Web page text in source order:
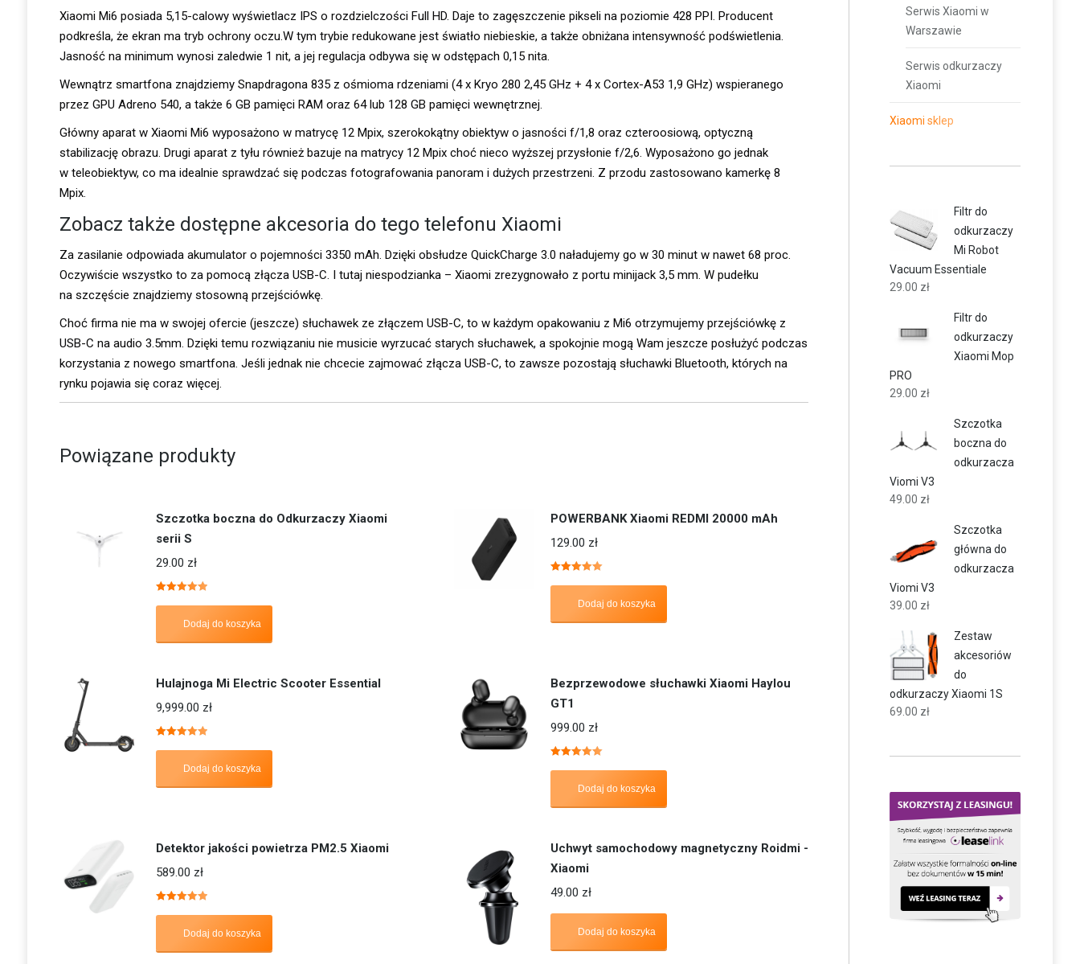
Xiaomi Mi6 posiada 5,15-calowy wyświetlacz IPS o rozdzielczości Full HD. Daje to zagęszczenie pikseli na poziomie 428 PPI. Producent
podkreśla, że ekran ma tryb ochrony oczu.W tym trybie redukowane jest światło niebieskie, a także obniżana intensywność podświetlenia.
Jasność na minimum wynosi zaledwie 1 nit, a jej regulacja odbywa się w odstępach 0,15 nita.
Wewnątrz smartfona znajdziemy Snapdragona 835 z ośmioma rdzeniami (4 x Kryo 280 2,45 GHz + 4 x Cortex-A53 1,9 GHz) wspieranego
przez GPU Adreno 540, a także 6 GB pamięci RAM oraz 64 lub 128 GB pamięci wewnętrznej.
Główny aparat w Xiaomi Mi6 wyposażono w matrycę 12 Mpix, szerokokątny obiektyw o jasności f/1,8 oraz czteroosiową, optyczną
stabilizację obrazu. Drugi aparat z tyłu również bazuje na matrycy 12 Mpix choć nieco wyższej przysłonie f/2,6. Wyposażono go jednak
w teleobiektyw, co ma idealnie sprawdzać się podczas fotografowania panoram i dużych przestrzeni. Z przodu zastosowano kamerkę 8
Mpix.
Zobacz także dostępne akcesoria do tego telefonu Xiaomi
Za zasilanie odpowiada akumulator o pojemności 3350 mAh. Dzięki obsłudze QuickCharge 3.0 naładujemy go w 30 minut w nawet 68 proc.
Oczywiście wszystko to za pomocą złącza USB-C. I tutaj niespodzianka – Xiaomi zrezygnowało z portu minijack 3,5 mm. W pudełku
na szczęście znajdziemy stosowną przejściówkę.
Choć firma nie ma w swojej ofercie (jeszcze) słuchawek ze złączem USB-C, to w każdym opakowaniu z Mi6 otrzymujemy przejściówkę z
USB-C na audio 3.5mm. Dzięki temu rozwiązaniu nie musicie wyrzucać starych słuchawek, a spokojnie mogą Wam jeszcze posłużyć podczas
korzystania z nowego smartfona. Jeśli jednak nie chcecie zajmować złącza USB-C, to zawsze pozostają słuchawki Bluetooth, których na
rynku pojawia się coraz więcej.
Powiązane produkty
Szczotka boczna do Odkurzaczy Xiaomi
serii S
29.00 zł
5.00
Dodaj do koszyka
POWERBANK Xiaomi REDMI 20000 mAh
129.00 zł
5.00
Dodaj do koszyka
Hulajnoga Mi Electric Scooter Essential
9,999.00 zł
5.00
Dodaj do koszyka
Bezprzewodowe słuchawki Xiaomi Haylou
GT1
999.00 zł
5.00
Dodaj do koszyka
Detektor jakości powietrza PM2.5 Xiaomi
589.00 zł
5.00
Dodaj do koszyka
Uchwyt samochodowy magnetyczny Roidmi -
Xiaomi
49.00 zł
Dodaj do koszyka
Serwis Xiaomi w
Warszawie
Serwis odkurzaczy
Xiaomi
Xiaomi sklep
Filtr do
odkurzaczy
Mi Robot
Vacuum Essentiale
29.00 zł
Filtr do
odkurzaczy
Xiaomi Mop
PRO
29.00 zł
Szczotka
boczna do
odkurzacza
Viomi V3
49.00 zł
Szczotka
główna do
odkurzacza
Viomi V3
39.00 zł
Zestaw
akcesoriów
do
odkurzaczy Xiaomi 1S
69.00 zł